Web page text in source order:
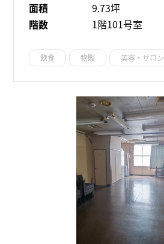
面積
9.73坪
階数
1階101号室
飲食 物販 美容・サロン